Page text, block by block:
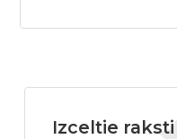
Izceltie raksti